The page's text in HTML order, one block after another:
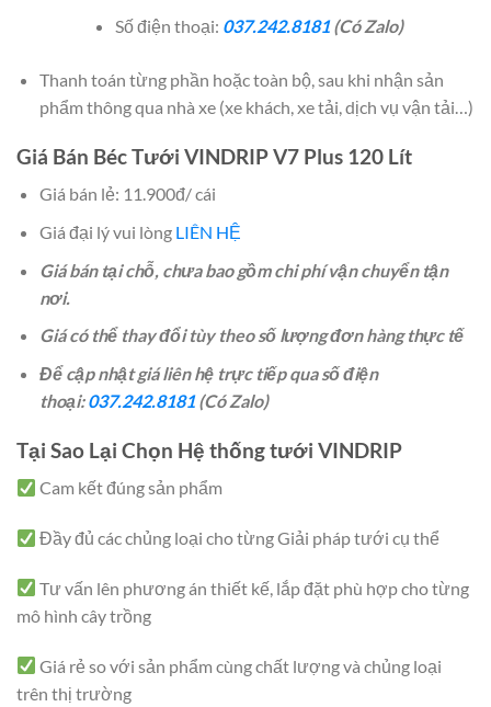
Số điện thoại: 037.242.8181(Có Zalo)
Thanh toán từng phần hoặc toàn bộ, sau khi nhận sản
phẩm thông qua nhà xe (xe khách, xe tải, dịch vụ vận tải…)
Giá Bán Béc Tưới VINDRIP V7 Plus 120 Lít
Giá bán lẻ: 11.900đ/ cái
Giá đại lý vui lòng LIÊN HỆ
Giá bán tại chỗ, chưa bao gồm chi phí vận chuyển tận
nơi.
Giá có thể thay đổi tùy theo số lượng đơn hàng thực tế
Để cập nhật giá liên hệ trực tiếp qua số điện
thoại:037.242.8181(Có Zalo)
Tại Sao Lại Chọn Hệ thống tưới VINDRIP
Cam kết đúng sản phẩm
Đầy đủ các chủng loại cho từng Giải pháp tưới cụ thể
Tư vấn lên phương án thiết kế, lắp đặt phù hợp cho từng
mô hình cây trồng
Giá rẻ so với sản phẩm cùng chất lượng và chủng loại
trên thị trường